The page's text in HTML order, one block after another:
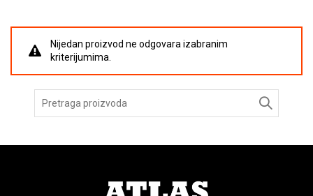
Nijedan proizvod ne odgovara izabranim
kriterijumima.